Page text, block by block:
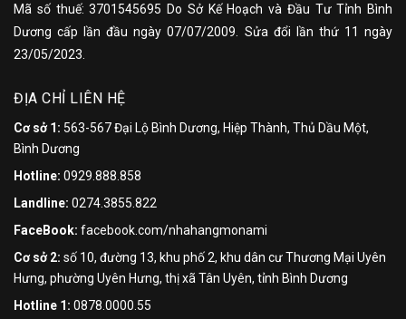
Mã số thuế: 3701545695 Do Sở Kế Hoạch và Đầu Tư Tỉnh Bình
Dương cấp lần đầu ngày 07/07/2009. Sửa đổi lần thứ 11 ngày
23/05/2023.
ĐỊA CHỈ LIÊN HỆ
Cơ sở 1: 563-567 Đại Lộ Bình Dương, Hiệp Thành, Thủ Dầu Một,
Bình Dương
Hotline: 0929.888.858
Landline: 0274.3855.822
FaceBook: facebook.com/nhahangmonami
Cơ sở 2: số 10, đường 13, khu phố 2, khu dân cư Thương Mại Uyên
Hưng, phường Uyên Hưng, thị xã Tân Uyên, tỉnh Bình Dương
Hotline 1: 0878.0000.55